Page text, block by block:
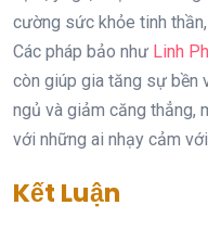
cường sức khỏe tinh
Các pháp bảo như Linh
còn giúp gia tăng sự bền
ngủ và giảm căng thẳng,
với những ai nhạy cảm với
Kết Luận